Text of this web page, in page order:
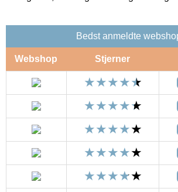
Bedst anmeldte
Webshop Stjerner